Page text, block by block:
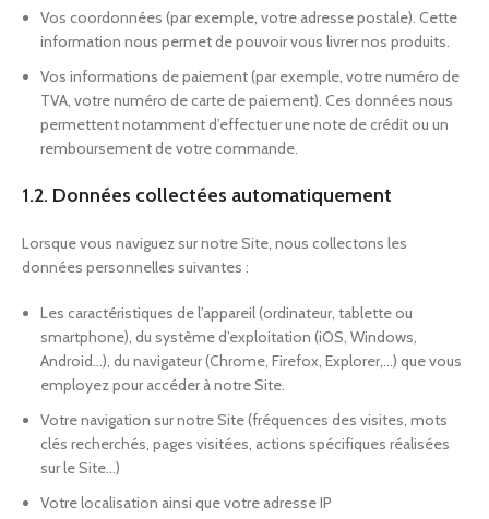
Vos coordonnées (par exemple, votre adresse postale). Cette
information nous permet de pouvoir vous livrer nos produits.
Vos informations de paiement (par exemple, votre numéro de
TVA, votre numéro de carte de paiement). Ces données nous
permettent notamment d’effectuer une note de crédit ou un
remboursement de votre commande.
1.2. Données collectées automatiquement
Lorsque vous naviguez sur notre Site, nous collectons les
données personnelles suivantes :
Les caractéristiques de l’appareil (ordinateur, tablette ou
smartphone), du système d’exploitation (iOS, Windows,
Android…), du navigateur (Chrome, Firefox, Explorer,…) que vous
employez pour accéder à notre Site.
Votre navigation sur notre Site (fréquences des visites, mots
clés recherchés, pages visitées, actions spécifiques réalisées
sur le Site…)
Votre localisation ainsi que votre adresse IP